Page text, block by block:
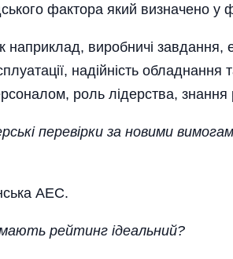
фактора який визначено у
виробничі завдання,
надійність
роль лідерства, знання
перевірки за новими
АЕС.
рейтинг ідеальний?